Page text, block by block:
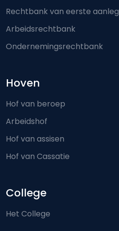
Rechtbank van eerste aanleg
Arbeidsrechtbank
Ondernemingsrechtbank
Hoven
Hof van beroep
Arbeidshof
Hof van assisen
Hof van Cassatie
College
Het College